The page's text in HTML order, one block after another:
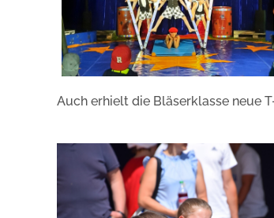
Auch erhielt die Bläserklasse neue